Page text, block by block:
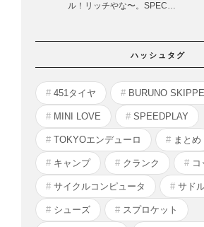
ル！リッチやな〜。SPEC…
ハッシュタグ
451タイヤ BURUNO
MINI LOVE SPEEDPLAY
TOKYOエンデューロ まとめ
キャンプ クランク コ
サイクルコンピュータ サド
シューズ スプロケット